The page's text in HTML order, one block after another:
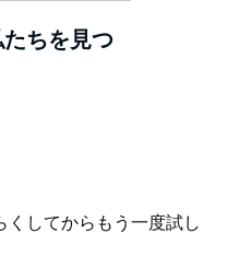
り物やアトラクション
たスタッフ、さまざま
大なイラワラ断崖を背
ン パークは、他では味
を提供する場所にあり
ちを見つ
くしてからもう一度試し